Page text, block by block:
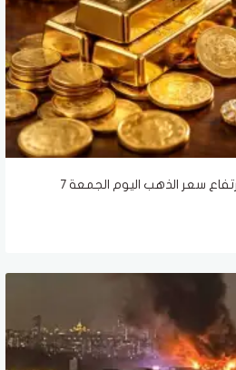
عيار 21 كسر الـ 6 آلاف جنيه.. ارتفاع سعر الذهب اليوم الجمعة 7